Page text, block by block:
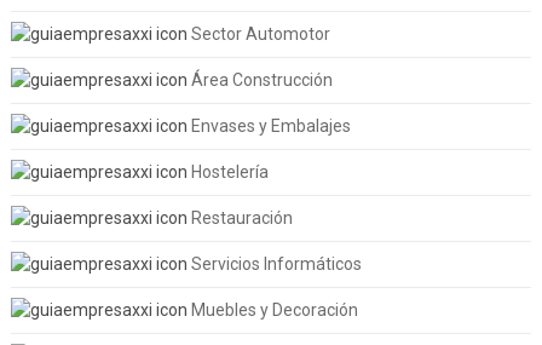
Sector Automotor
Área Construcción
Envases y Embalajes
Hostelería
Restauración
Servicios Informáticos
Muebles y Decoración